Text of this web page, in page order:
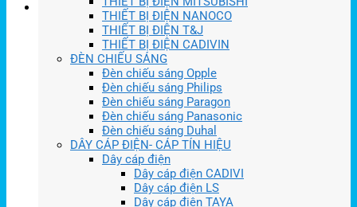
THIẾT BỊ ĐIỆN NANOCO
THIẾT BỊ ĐIỆN T&J
THIẾT BỊ ĐIỆN CADIVIN
ĐÈN CHIẾU SÁNG
Đèn chiếu sáng Opple
Đèn chiếu sáng Philips
Đèn chiếu sáng Paragon
Đèn chiếu sáng Panasonic
Đèn chiếu sáng Duhal
DÂY CÁP ĐIỆN- CÁP TÍN HIỆU
Dây cáp điện
Dây cáp điện CADIVI
Dây cáp điện LS
Dây cáp điện TAYA